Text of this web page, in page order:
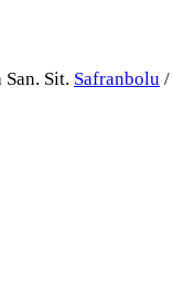
San. Sit. Safranbolu /